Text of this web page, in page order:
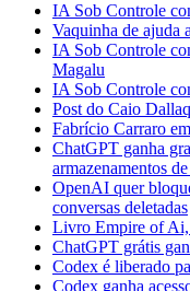
⁠IA Sob Controle
Vaquinha de ajuda
IA Sob Controle
Magalu
IA Sob Controle
Post do Caio
Fabrício Carraro
ChatGPT ganha
armazenamentos
OpenAI quer
conversas deletadas
Livro Empire of Ai,
ChatGPT grátis
Codex é liberado
Codex ganha